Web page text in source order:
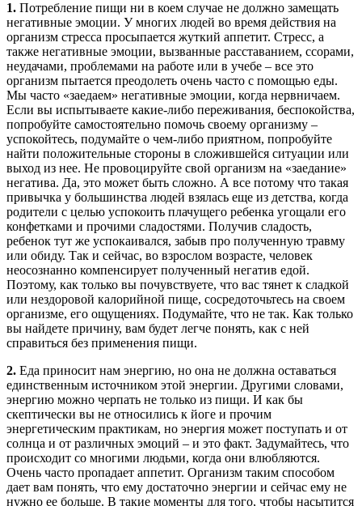
1. Потребление пищи ни в коем случае не должно замещать
негативные эмоции. У многих людей во время действия на
организм стресса просыпается жуткий аппетит. Стресс, а
также негативные эмоции, вызванные расставанием, ссорами,
неудачами, проблемами на работе или в учебе – все это
организм пытается преодолеть очень часто с помощью еды.
Мы часто «заедаем» негативные эмоции, когда нервничаем.
Если вы испытываете какие-либо переживания, беспокойства,
попробуйте самостоятельно помочь своему организму –
успокойтесь, подумайте о чем-либо приятном, попробуйте
найти положительные стороны в сложившейся ситуации или
выход из нее. Не провоцируйте свой организм на «заедание»
негатива. Да, это может быть сложно. А все потому что такая
привычка у большинства людей взялась еще из детства, когда
родители с целью успокоить плачущего ребенка угощали его
конфетками и прочими сладостями. Получив сладость,
ребенок тут же успокаивался, забыв про полученную травму
или обиду. Так и сейчас, во взрослом возрасте, человек
неосознанно компенсирует полученный негатив едой.
Поэтому, как только вы почувствуете, что вас тянет к сладкой
или нездоровой калорийной пище, сосредоточьтесь на своем
организме, его ощущениях. Подумайте, что не так. Как только
вы найдете причину, вам будет легче понять, как с ней
справиться без применения пищи.
2. Еда приносит нам энергию, но она не должна оставаться
единственным источником этой энергии. Другими словами,
энергию можно черпать не только из пищи. И как бы
скептически вы не относились к йоге и прочим
энергетическим практикам, но энергия может поступать и от
солнца и от различных эмоций – и это факт. Задумайтесь, что
происходит со многими людьми, когда они влюбляются.
Очень часто пропадает аппетит. Организм таким способом
дает вам понять, что ему достаточно энергии и сейчас ему не
нужно ее больше. В такие моменты для того, чтобы насытится